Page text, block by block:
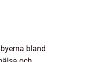
bland